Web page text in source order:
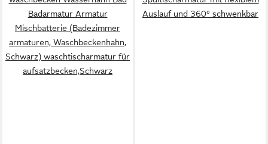
Badarmatur Armatur
Mischbatterie (Badezimmer
armaturen, Waschbeckenhahn,
Schwarz) waschtischarmatur für
aufsatzbecken,Schwarz
Auslauf und 360° schwenkbar